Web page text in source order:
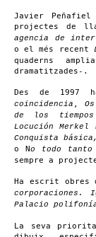
Javier Peñafiel
projectes de
agencia de
o el més recent
quaderns
dramatitzades-.
Des de
coincidencia ,
de los
Locución Merkel
Conquista
o No todo tanto
sempre a
Ha escrit obres
corporaciones.
Palacio
La seva